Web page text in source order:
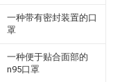
一种带有密封装置的口
罩
一种便于贴合面部的
n95口罩